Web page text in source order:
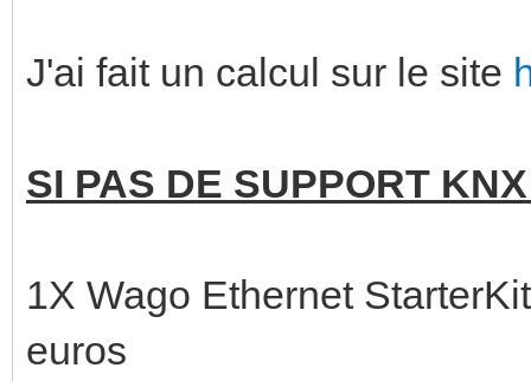
J'ai fait un calcul sur le site
SI PAS DE SUPPORT
1X Wago Ethernet
euros